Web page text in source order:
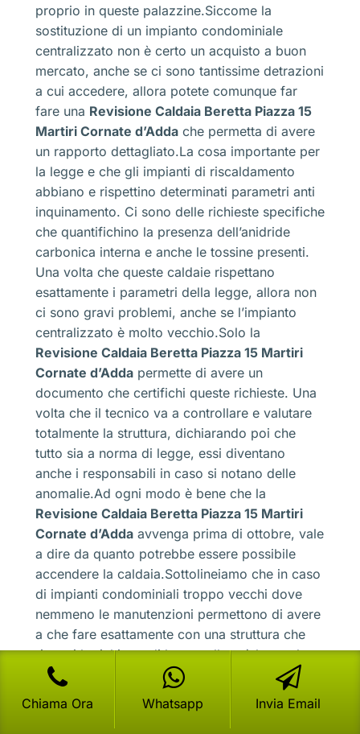
proprio in queste palazzine.Siccome la
sostituzione di un impianto condominiale
centralizzato non è certo un acquisto a buon
mercato, anche se ci sono tantissime detrazioni
a cui accedere, allora potete comunque far
fare una Revisione Caldaia Beretta Piazza 15
Martiri Cornate d’Adda che permetta di avere
un rapporto dettagliato.La cosa importante per
la legge e che gli impianti di riscaldamento
abbiano e rispettino determinati parametri anti
inquinamento. Ci sono delle richieste specifiche
che quantifichino la presenza dell’anidride
carbonica interna e anche le tossine presenti.
Una volta che queste caldaie rispettano
esattamente i parametri della legge, allora non
ci sono gravi problemi, anche se l’impianto
centralizzato è molto vecchio.Solo la
Revisione Caldaia Beretta Piazza 15 Martiri
Cornate d’Adda permette di avere un
documento che certifichi queste richieste. Una
volta che il tecnico va a controllare e valutare
totalmente la struttura, dichiarando poi che
tutto sia a norma di legge, essi diventano
anche i responsabili in caso si notano delle
anomalie.Ad ogni modo è bene che la
Revisione Caldaia Beretta Piazza 15 Martiri
Cornate d’Adda avvenga prima di ottobre, vale
a dire da quanto potrebbe essere possibile
accendere la caldaia.Sottolineiamo che in caso
di impianti condominiali troppo vecchi dove
nemmeno le manutenzioni permettono di avere
a che fare esattamente con una struttura che
rispetti le richieste di legge, allora è bene che
ci sia un supporto tecnico che vada a eseguire
eventuali modifiche strutturali. In questo caso
non sarà possibile avere alcun documento che
Chiama Ora Whatsapp Invia Email